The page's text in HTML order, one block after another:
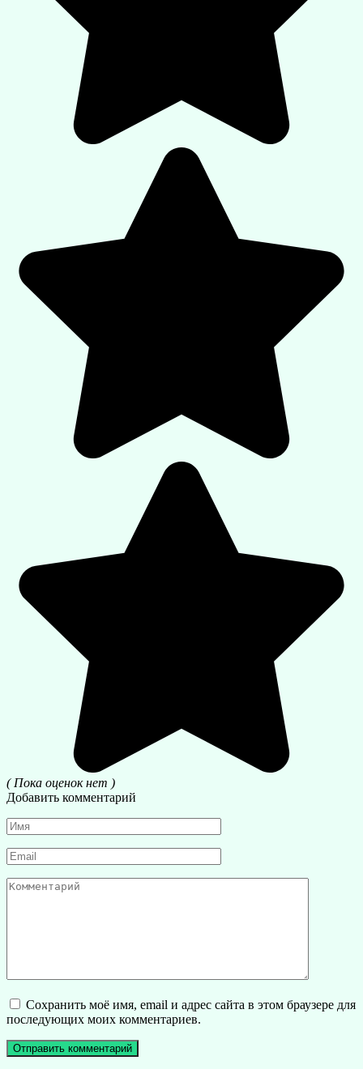
( Пока оценок нет )
Добавить комментарий
Имя
*
Email
*
Комментарий
Сохранить моё имя, email и адрес сайта в этом браузере для
последующих моих комментариев.